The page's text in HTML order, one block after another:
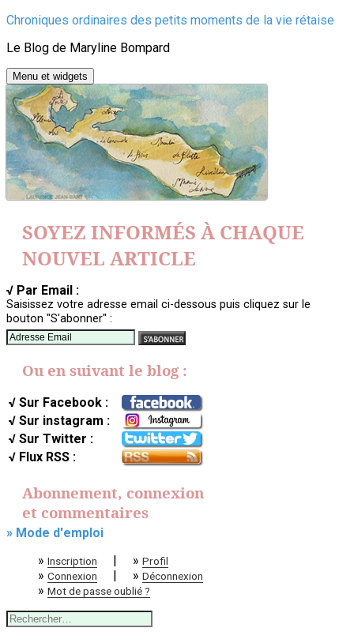
Aller
contenu
Chroniques ordinaires des petits moments de la vie rétaise
Le Blog de Maryline Bompard
Menu et widgets
SOYEZ INFORMÉS À CHAQUE
NOUVEL ARTICLE
√ Par Email :
Saisissez votre adresse email ci-dessous puis cliquez sur le
bouton "S'abonner" :
Ou en suivant le blog :
√ Sur Facebook :
√ Sur instagram :
√ Sur Twitter :
√ Flux RSS :
Abonnement, connexion
et commentaires
» Mode d'emploi
» Inscription | » Profil
» Connexion | » Déconnexion
» Mot de passe oublié ?
Rechercher :